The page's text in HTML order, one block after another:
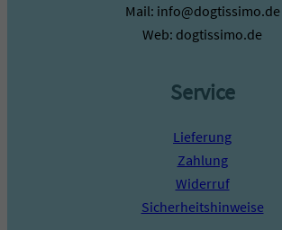
Mail: info@dogtissimo.de
Web: dogtissimo.de
Service
Lieferung
Zahlung
Widerruf
Sicherheitshinweise